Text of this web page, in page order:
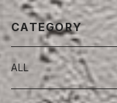
CATEGORY
ALL